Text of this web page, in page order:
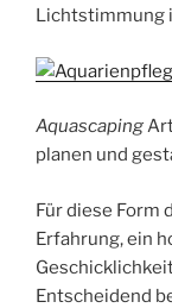
Lichtstimmung
Aquascaping
planen und
Für diese Form
Erfahrung, ein
Entscheidend